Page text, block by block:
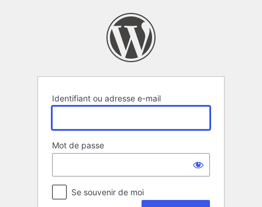
Identifiant ou adresse e-mail
Mot de passe
Se souvenir de moi